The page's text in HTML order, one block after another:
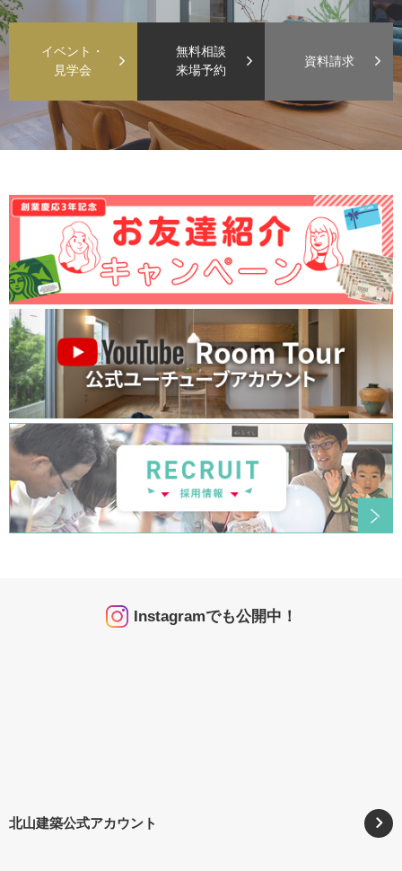
イベント・
見学会
無料相談
来場予約
資料請求
Instagramでも公開中！
北山建築公式アカウント